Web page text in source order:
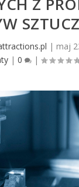
| maj
| 0 |